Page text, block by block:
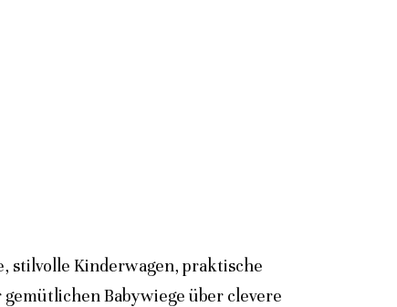
stilvolle Kinderwagen, praktische
Babywiege über clevere